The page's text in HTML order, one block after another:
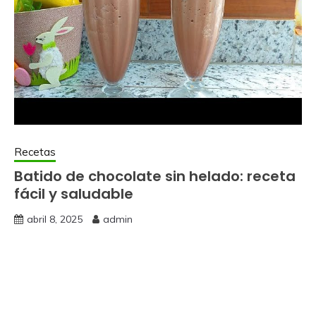
Recetas
Batido de chocolate sin helado: receta
fácil y saludable
abril 8, 2025 admin